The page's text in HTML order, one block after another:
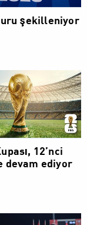
şekilleniyor
12’nci
devam ediyor